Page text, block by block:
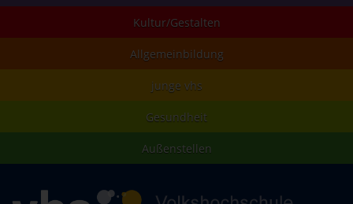
Kultur/Gestalten
Allgemeinbildung
junge vhs
Gesundheit
Außenstellen